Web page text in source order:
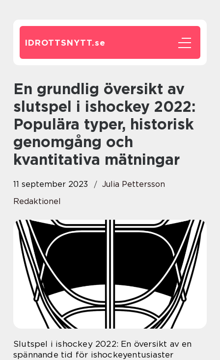
IDROTTSNYTT.se
En grundlig översikt av
slutspel i ishockey 2022:
Populära typer, historisk
genomgång och
kvantitativa mätningar
11 september 2023
Julia Pettersson
Redaktionel
Slutspel i ishockey 2022: En översikt av en
spännande tid för ishockeyentusiaster